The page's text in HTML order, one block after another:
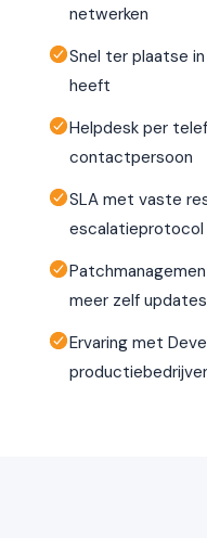
netwerken
Snel ter plaatse
heeft
Helpdesk per
contactpersoon
SLA met vaste
escalatieprotocol
meer zelf
Ervaring met